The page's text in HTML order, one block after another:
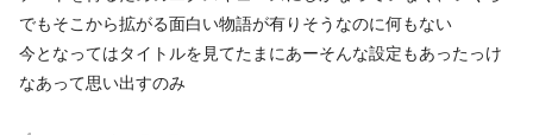
でもそこから拡がる面白い物語が有りそうなのに何もない
今となってはタイトルを見てたまにあーそんな設定もあったっけ
なあって思い出すのみ